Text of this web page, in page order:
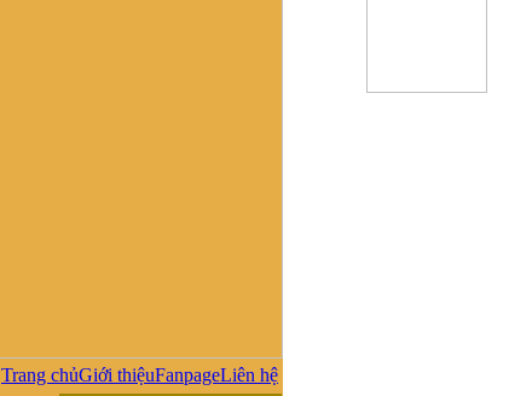
Trang chủGiới thiệuFanpageLiên hệ